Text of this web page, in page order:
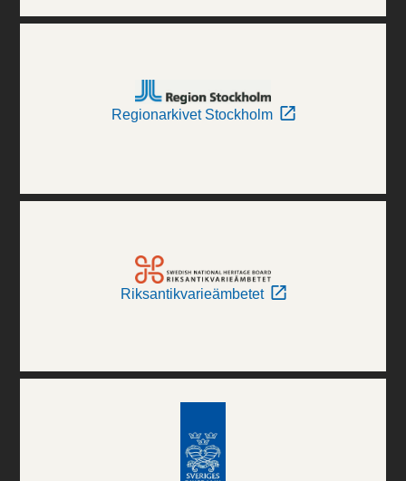
Regionarkivet Stockholm
Riksantikvarieämbetet